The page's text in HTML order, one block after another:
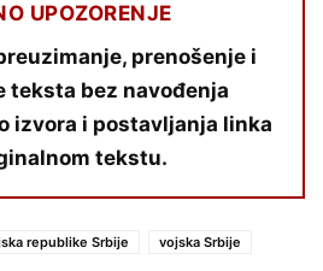
UPOZORENJE
prenošenje i
teksta bez navođenja
izvora i postavljanja linka
tekstu.
republike Srbije vojska Srbije